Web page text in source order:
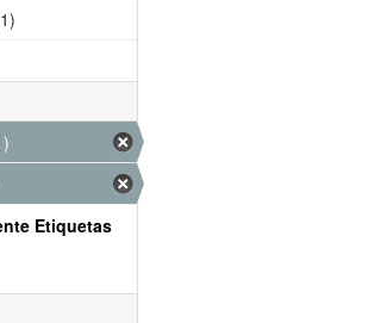
Etiquetas